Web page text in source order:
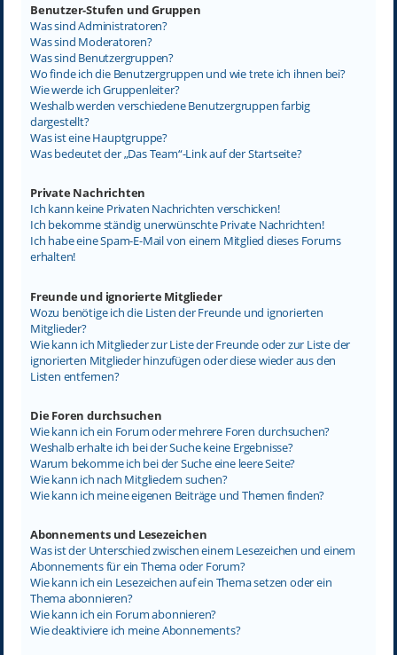
Benutzer-Stufen und Gruppen
Was sind Administratoren?
Was sind Moderatoren?
Was sind Benutzergruppen?
Wo finde ich die Benutzergruppen und wie trete ich ihnen bei?
Wie werde ich Gruppenleiter?
Weshalb werden verschiedene Benutzergruppen farbig
dargestellt?
Was ist eine Hauptgruppe?
Was bedeutet der „Das Team“-Link auf der Startseite?
Private Nachrichten
Ich kann keine Privaten Nachrichten verschicken!
Ich bekomme ständig unerwünschte Private Nachrichten!
Ich habe eine Spam-E-Mail von einem Mitglied dieses Forums
erhalten!
Freunde und ignorierte Mitglieder
Wozu benötige ich die Listen der Freunde und ignorierten
Mitglieder?
Wie kann ich Mitglieder zur Liste der Freunde oder zur Liste der
ignorierten Mitglieder hinzufügen oder diese wieder aus den
Listen entfernen?
Die Foren durchsuchen
Wie kann ich ein Forum oder mehrere Foren durchsuchen?
Weshalb erhalte ich bei der Suche keine Ergebnisse?
Warum bekomme ich bei der Suche eine leere Seite?
Wie kann ich nach Mitgliedern suchen?
Wie kann ich meine eigenen Beiträge und Themen finden?
Abonnements und Lesezeichen
Was ist der Unterschied zwischen einem Lesezeichen und einem
Abonnements für ein Thema oder Forum?
Wie kann ich ein Lesezeichen auf ein Thema setzen oder ein
Thema abonnieren?
Wie kann ich ein Forum abonnieren?
Wie deaktiviere ich meine Abonnements?